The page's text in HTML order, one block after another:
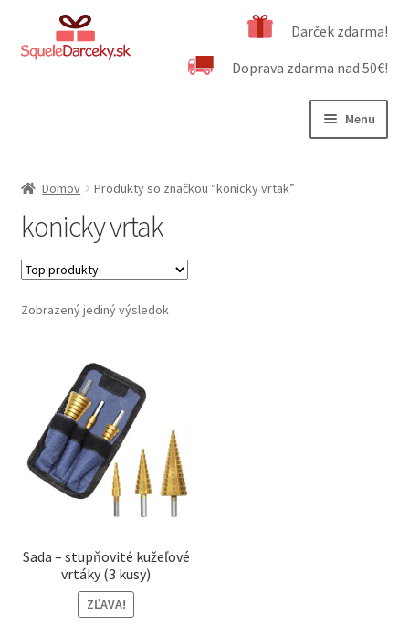
Preskočiť
na
Preskočiť
na
Darček zdarma!
Doprava zdarma nad 50€!
Menu
Dôležité informácie
Obchodné podmienky
Kontakt
Domov Produkty so značkou “konicky vrtak”
konicky vrtak
Zobrazený jediný výsledok
Sada – stupňovité kužeľové
vrtáky (3 kusy)
ZĽAVA!